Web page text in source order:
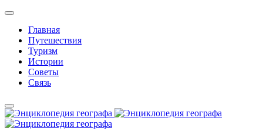
Главная
Путешествия
Туризм
Истории
Советы
Связь